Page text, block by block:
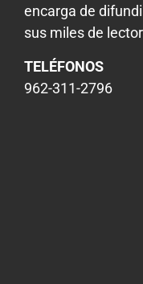
encarga de
sus miles de
TELÉFONOS
962-311-2796